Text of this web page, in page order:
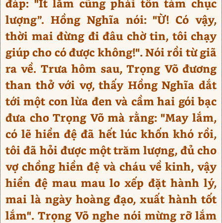
đáp: "Ít lắm cũng phải tốn tám chục
lượng”. Hồng Nghĩa nói: "Ừ! Có vậy,
thời mai đừng đi đâu chờ tin, tôi chạy
giúp cho có được không!". Nói rồi từ giã
ra về. Trưa hôm sau, Trọng Võ đương
than thở với vợ, thấy Hồng Nghĩa dắt
tới một con lừa đen và cầm hai gói bạc
đưa cho Trọng Võ mà rằng: "May lắm,
có lẽ hiền đệ đã hết lúc khốn khó rồi,
tôi đã hỏi được một trăm lượng, đủ cho
vợ chồng hiền đệ và cháu về kinh, vậy
hiền đệ mau mau lo xếp đặt hành lý,
mai là ngày hoàng đạo, xuất hành tốt
lắm". Trọng Võ nghe nói mừng rỡ lắm